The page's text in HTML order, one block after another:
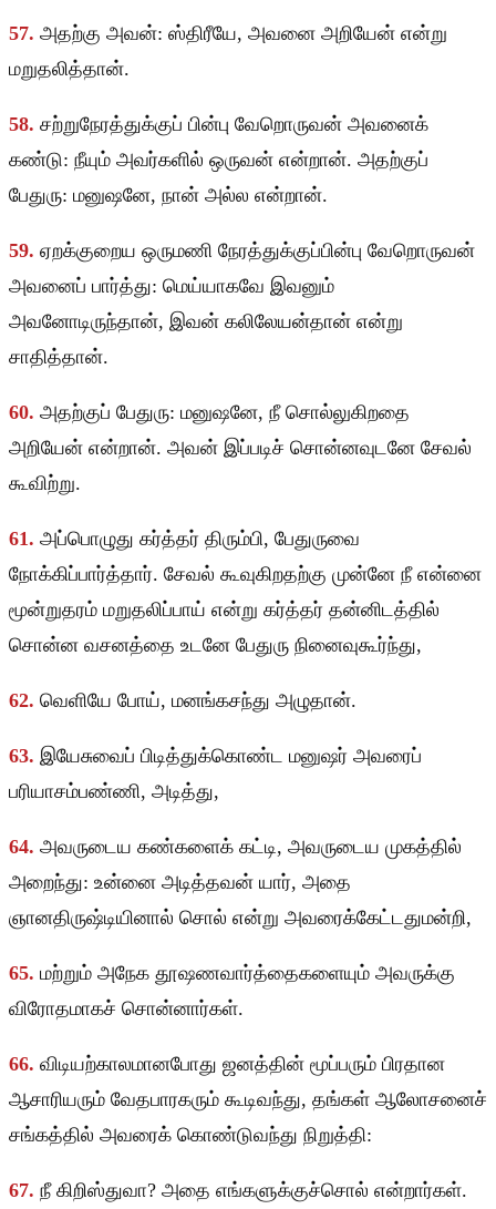
57. அதற்கு அவன்: ஸ்திரீயே, அவனை அறியேன் என்று
மறுதலித்தான்.
58. சற்றுநேரத்துக்குப் பின்பு வேறொருவன் அவனைக்
கண்டு: நீயும் அவர்களில் ஒருவன் என்றான். அதற்குப்
பேதுரு: மனுஷனே, நான் அல்ல என்றான்.
59. ஏறக்குறைய ஒருமணி நேரத்துக்குப்பின்பு வேறொருவன்
அவனைப் பார்த்து: மெய்யாகவே இவனும்
அவனோடிருந்தான், இவன் கலிலேயன்தான் என்று
சாதித்தான்.
60. அதற்குப் பேதுரு: மனுஷனே, நீ சொல்லுகிறதை
அறியேன் என்றான். அவன் இப்படிச் சொன்னவுடனே சேவல்
கூவிற்று.
61. அப்பொழுது கர்த்தர் திரும்பி, பேதுருவை
நோக்கிப்பார்த்தார். சேவல் கூவுகிறதற்கு முன்னே நீ என்னை
மூன்றுதரம் மறுதலிப்பாய் என்று கர்த்தர் தன்னிடத்தில்
சொன்ன வசனத்தை உடனே பேதுரு நினைவுகூர்ந்து,
62. வெளியே போய், மனங்கசந்து அழுதான்.
63. இயேசுவைப் பிடித்துக்கொண்ட மனுஷர் அவரைப்
பரியாசம்பண்ணி, அடித்து,
64. அவருடைய கண்களைக் கட்டி, அவருடைய முகத்தில்
அறைந்து: உன்னை அடித்தவன் யார், அதை
ஞானதிருஷ்டியினால் சொல் என்று அவரைக்கேட்டதுமன்றி,
65. மற்றும் அநேக தூஷணவார்த்தைகளையும் அவருக்கு
விரோதமாகச் சொன்னார்கள்.
66. விடியற்காலமானபோது ஜனத்தின் மூப்பரும் பிரதான
ஆசாரியரும் வேதபாரகரும் கூடிவந்து, தங்கள் ஆலோசனைச்
சங்கத்தில் அவரைக் கொண்டுவந்து நிறுத்தி:
67. நீ கிறிஸ்துவா? அதை எங்களுக்குச்சொல் என்றார்கள்.